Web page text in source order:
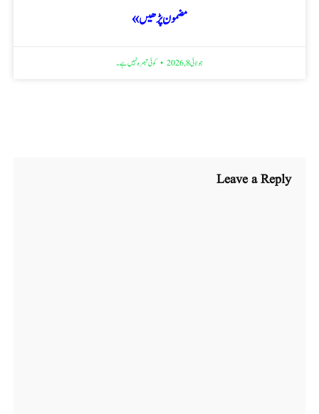
مضمون پڑھیں »
جولائی 8, 2026 کوئی تبصرہ نہیں ہے۔
Leave a Reply